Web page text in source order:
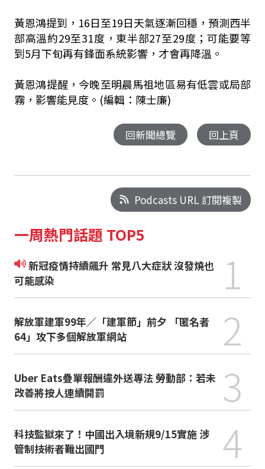
黃恩鴻提到，16日至19日天氣逐漸回穩，預測西半
部高溫約29至31度，東半部27至29度；可能要等
到5月下旬再有鋒面系統影響，才會再降溫。
黃恩鴻提醒，今晚至明晨馬祖地區易有低雲或局部
霧，影響能見度。(編輯：陳士廉)
回新聞總覽 回上頁
Podcasts URL 訂閱複製
一周熱門話題 TOP5
新冠疫情持續飆升 常見八大症狀 沒發燒也
可能感染
1
解放軍建軍99年／「建軍節」前夕 「匿名者
64」攻下多個解放軍網站
2
Uber Eats疊單報酬違外送專法 勞動部：若未
改善將按人連續開罰
3
科技監獄來了！中國出入境新規9/15實施 涉
管制技術者難出國門
4